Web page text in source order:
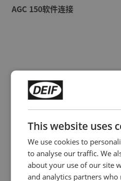
AGC 150软件连接
AGC 150参数备份恢复和固件
This website uses
We use cookies to
to analyse our traffic. We
about your use of our site
and analytics partners